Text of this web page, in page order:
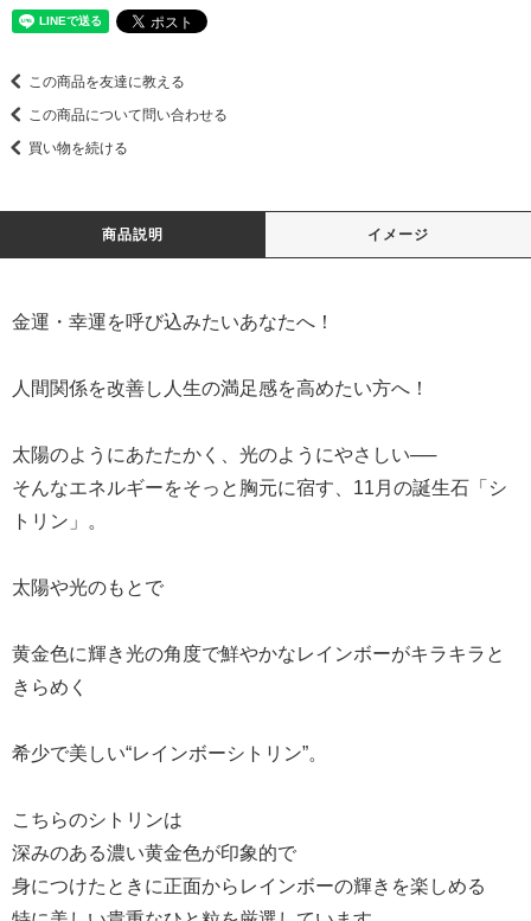
この商品を友達に教える
この商品について問い合わせる
買い物を続ける
商品説明 イメージ
金運・幸運を呼び込みたいあなたへ！
人間関係を改善し人生の満足感を高めたい方へ！
太陽のようにあたたかく、光のようにやさしい──
そんなエネルギーをそっと胸元に宿す、11月の誕生石「シ
トリン」。
太陽や光のもとで
黄金色に輝き光の角度で鮮やかなレインボーがキラキラと
きらめく
希少で美しい“レインボーシトリン”。
こちらのシトリンは
深みのある濃い黄金色が印象的で
身につけたときに正面からレインボーの輝きを楽しめる